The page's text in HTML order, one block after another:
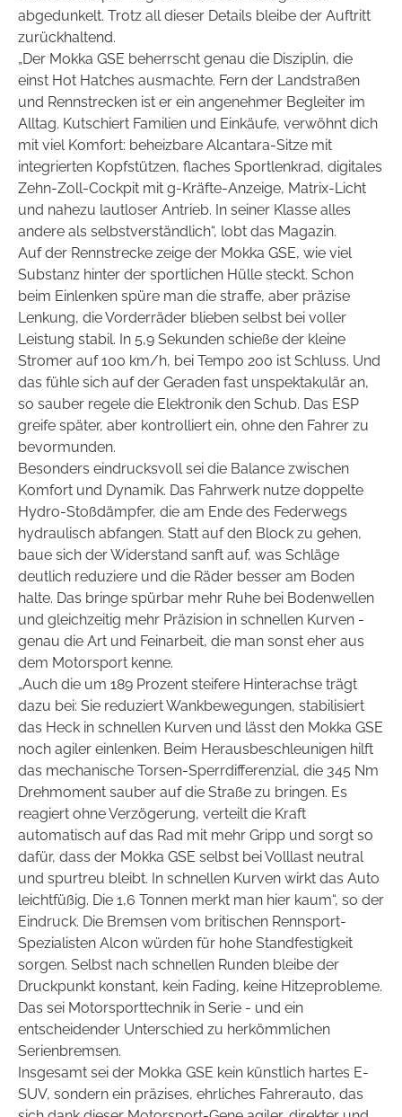
abgedunkelt. Trotz all dieser Details bleibe der Auftritt
zurückhaltend.
„Der Mokka GSE beherrscht genau die Disziplin, die
einst Hot Hatches ausmachte. Fern der Landstraßen
und Rennstrecken ist er ein angenehmer Begleiter im
Alltag. Kutschiert Familien und Einkäufe, verwöhnt dich
mit viel Komfort: beheizbare Alcantara-Sitze mit
integrierten Kopfstützen, flaches Sportlenkrad, digitales
Zehn-Zoll-Cockpit mit g-Kräfte-Anzeige, Matrix-Licht
und nahezu lautloser Antrieb. In seiner Klasse alles
andere als selbstverständlich“, lobt das Magazin.
Auf der Rennstrecke zeige der Mokka GSE, wie viel
Substanz hinter der sportlichen Hülle steckt. Schon
beim Einlenken spüre man die straffe, aber präzise
Lenkung, die Vorderräder blieben selbst bei voller
Leistung stabil. In 5,9 Sekunden schieße der kleine
Stromer auf 100 km/h, bei Tempo 200 ist Schluss. Und
das fühle sich auf der Geraden fast unspektakulär an,
so sauber regele die Elektronik den Schub. Das ESP
greife später, aber kontrolliert ein, ohne den Fahrer zu
bevormunden.
Besonders eindrucksvoll sei die Balance zwischen
Komfort und Dynamik. Das Fahrwerk nutze doppelte
Hydro-Stoßdämpfer, die am Ende des Federwegs
hydraulisch abfangen. Statt auf den Block zu gehen,
baue sich der Widerstand sanft auf, was Schläge
deutlich reduziere und die Räder besser am Boden
halte. Das bringe spürbar mehr Ruhe bei Bodenwellen
und gleichzeitig mehr Präzision in schnellen Kurven -
genau die Art und Feinarbeit, die man sonst eher aus
dem Motorsport kenne.
„Auch die um 189 Prozent steifere Hinterachse trägt
dazu bei: Sie reduziert Wankbewegungen, stabilisiert
das Heck in schnellen Kurven und lässt den Mokka GSE
noch agiler einlenken. Beim Herausbeschleunigen hilft
das mechanische Torsen-Sperrdifferenzial, die 345 Nm
Drehmoment sauber auf die Straße zu bringen. Es
reagiert ohne Verzögerung, verteilt die Kraft
automatisch auf das Rad mit mehr Gripp und sorgt so
dafür, dass der Mokka GSE selbst bei Volllast neutral
und spurtreu bleibt. In schnellen Kurven wirkt das Auto
leichtfüßig. Die 1,6 Tonnen merkt man hier kaum“, so der
Eindruck. Die Bremsen vom britischen Rennsport-
Spezialisten Alcon würden für hohe Standfestigkeit
sorgen. Selbst nach schnellen Runden bleibe der
Druckpunkt konstant, kein Fading, keine Hitzeprobleme.
Das sei Motorsporttechnik in Serie - und ein
entscheidender Unterschied zu herkömmlichen
Serienbremsen.
Insgesamt sei der Mokka GSE kein künstlich hartes E-
SUV, sondern ein präzises, ehrliches Fahrerauto, das